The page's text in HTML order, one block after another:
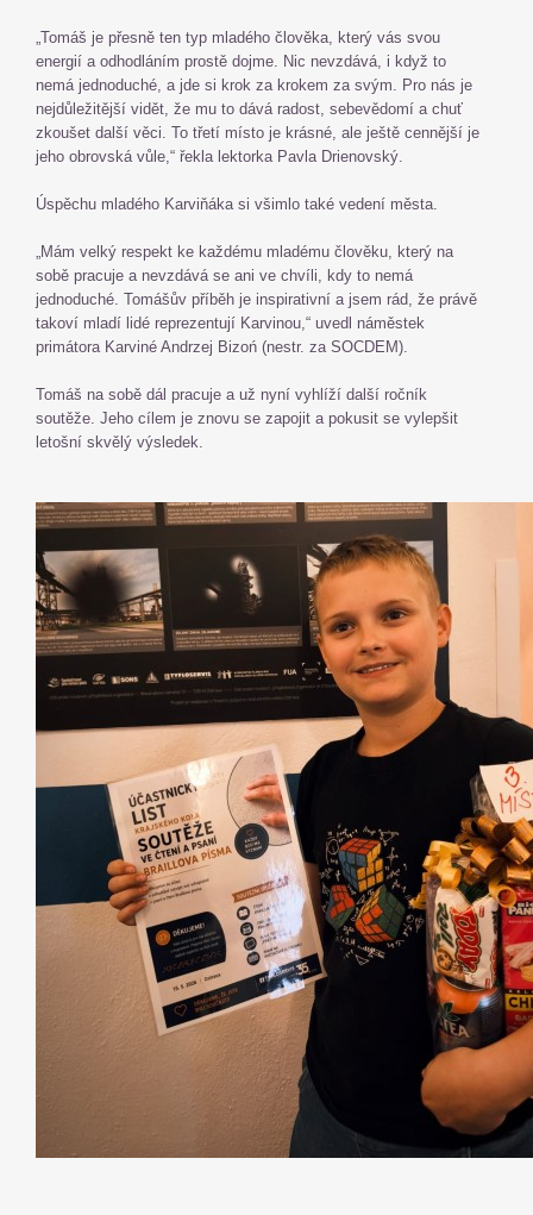
„Tomáš je přesně ten typ mladého člověka, který vás svou
energií a odhodláním prostě dojme. Nic nevzdává, i když to
nemá jednoduché, a jde si krok za krokem za svým. Pro nás je
nejdůležitější vidět, že mu to dává radost, sebevědomí a chuť
zkoušet další věci. To třetí místo je krásné, ale ještě cennější je
jeho obrovská vůle,“ řekla lektorka Pavla Drienovský.
Úspěchu mladého Karviňáka si všimlo také vedení města.
„Mám velký respekt ke každému mladému člověku, který na
sobě pracuje a nevzdává se ani ve chvíli, kdy to nemá
jednoduché. Tomášův příběh je inspirativní a jsem rád, že právě
takoví mladí lidé reprezentují Karvinou,“ uvedl náměstek
primátora Karviné Andrzej Bizoń (nestr. za SOCDEM).
Tomáš na sobě dál pracuje a už nyní vyhlíží další ročník
soutěže. Jeho cílem je znovu se zapojit a pokusit se vylepšit
letošní skvělý výsledek.